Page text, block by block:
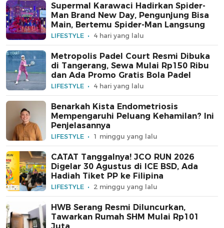
Supermal Karawaci Hadirkan Spider-
Man Brand New Day, Pengunjung Bisa
Main, Bertemu Spider-Man Langsung
LIFESTYLE 4 hari yang lalu
Metropolis Padel Court Resmi Dibuka
di Tangerang, Sewa Mulai Rp150 Ribu
dan Ada Promo Gratis Bola Padel
LIFESTYLE 4 hari yang lalu
Benarkah Kista Endometriosis
Mempengaruhi Peluang Kehamilan? Ini
Penjelasannya
LIFESTYLE 1 minggu yang lalu
CATAT Tanggalnya! JCO RUN 2026
Digelar 30 Agustus di ICE BSD, Ada
Hadiah Tiket PP ke Filipina
LIFESTYLE 2 minggu yang lalu
HWB Serang Resmi Diluncurkan,
Tawarkan Rumah SHM Mulai Rp101
Juta